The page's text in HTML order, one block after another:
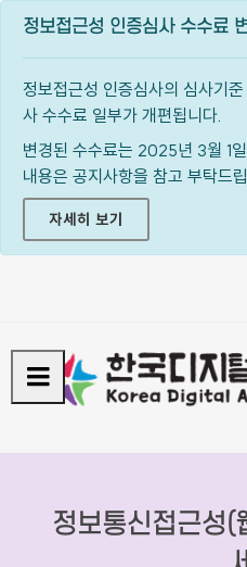
정보접근성 인증심사 수수료
정보접근성 인증심사의 심사기
사 수수료 일부가 개편됩니다.
변경된 수수료는 2025년 3월 1
내용은 공지사항을 참고 부탁드
자세히 보기
정보통신접근성(